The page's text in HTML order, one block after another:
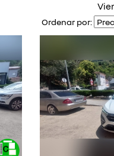
Ordenar por: